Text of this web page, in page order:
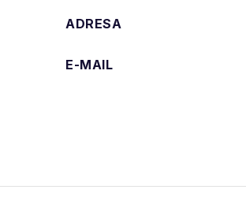
ADRESA
E-MAIL